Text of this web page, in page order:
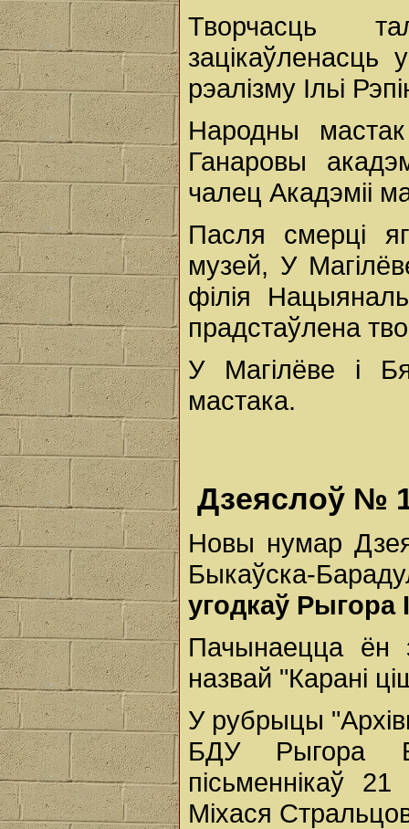
Творчасць
зацікаўленасць
рэалізму Ільі
Народны
Ганаровы
чалец Акадэміі
Пасля смерці
музей, У
філія
прадстаўлена
У Магілёве і
мастака.
Дзеяслоў № 1
Новы нумар
Быкаўска-
угодкаў Рыгора
Пачынаецца ён
назвай "Карані
У рубрыцы
БДУ Рыгора
пісьменнікаў
Міхася